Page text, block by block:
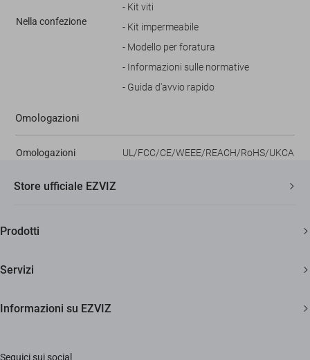
Nella confezione
- Kit viti
- Kit impermeabile
- Modello per foratura
- Informazioni sulle normative
- Guida d'avvio rapido
Omologazioni
Omologazioni UL/FCC/CE/WEEE/REACH/RoHS/UKCA
Store ufficiale EZVIZ
Prodotti
Citofonia e Spioncini
Servizi
Supporto
Informazioni su EZVIZ
Seguici sui social